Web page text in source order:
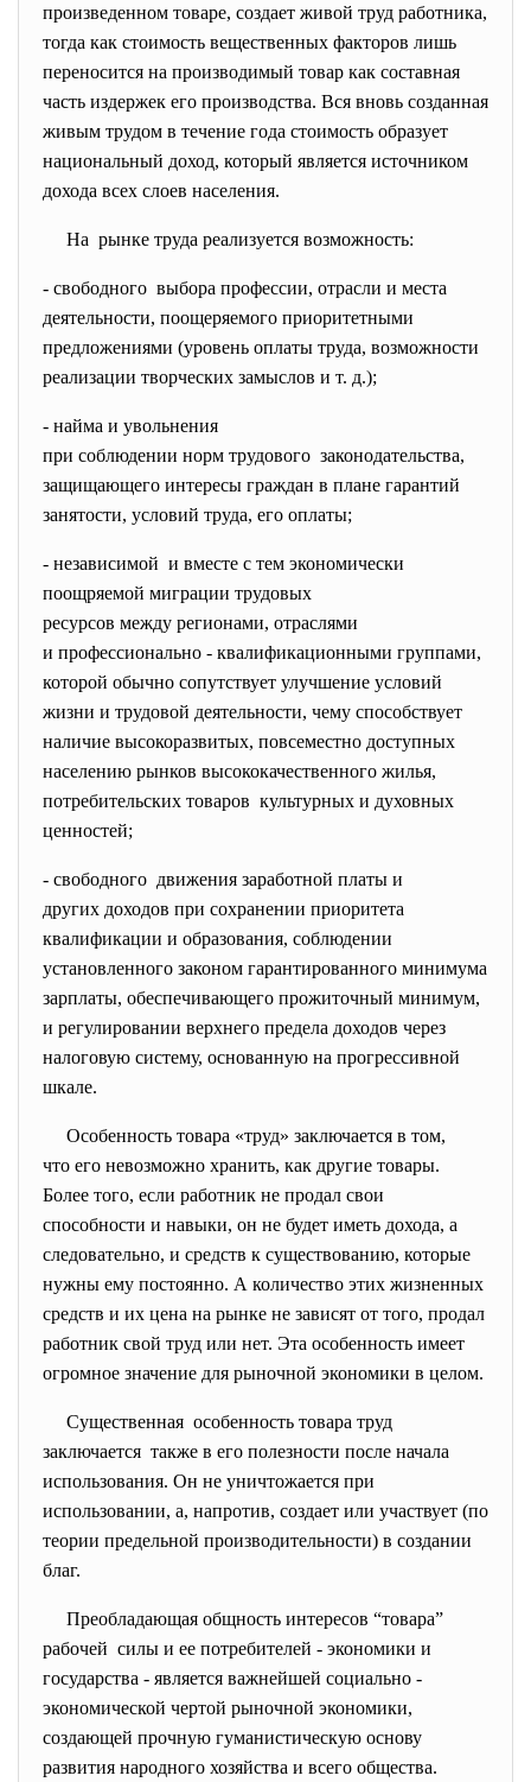
произведенном товаре, создает живой труд работника,
тогда как стоимость вещественных факторов лишь
переносится на производимый товар как составная
часть издержек его производства. Вся вновь созданная
живым трудом в течение года стоимость образует
национальный доход, который является источником
дохода всех слоев населения.
На рынке труда реализуется возможность:
- свободного выбора профессии, отрасли и места
деятельности, поощеряемого приоритетными
предложениями (уровень оплаты труда, возможности
реализации творческих замыслов и т. д.);
- найма и увольнения
при соблюдении норм трудового законодательства,
защищающего интересы граждан в плане гарантий
занятости, условий труда, его оплаты;
- независимой и вместе с тем экономически
поощряемой миграции трудовых
ресурсов между регионами, отраслями
и профессионально - квалификационными группами,
которой обычно сопутствует улучшение условий
жизни и трудовой деятельности, чему способствует
наличие высокоразвитых, повсеместно доступных
населению рынков высококачественного жилья,
потребительских товаров культурных и духовных
ценностей;
- свободного движения заработной платы и
других доходов при сохранении приоритета
квалификации и образования, соблюдении
установленного законом гарантированного минимума
зарплаты, обеспечивающего прожиточный минимум,
и регулировании верхнего предела доходов через
налоговую систему, основанную на прогрессивной
шкале.
Особенность товара «труд» заключается в том,
что его невозможно хранить, как другие товары.
Более того, если работник не продал свои
способности и навыки, он не будет иметь дохода, а
следовательно, и средств к существованию, которые
нужны ему постоянно. А количество этих жизненных
средств и их цена на рынке не зависят от того, продал
работник свой труд или нет. Эта особенность имеет
огромное значение для рыночной экономики в целом.
Существенная особенность товара труд
заключается также в его полезности после начала
использования. Он не уничтожается при
использовании, а, напротив, создает или участвует (по
теории предельной производительности) в создании
благ.
Преобладающая общность интересов “товара”
рабочей силы и ее потребителей - экономики и
государства - является важнейшей социально -
экономической чертой рыночной экономики,
создающей прочную гуманистическую основу
развития народного хозяйства и всего общества.